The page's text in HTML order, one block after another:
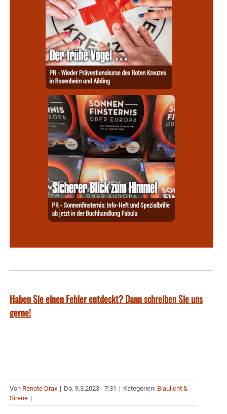
Haben Sie einen Fehler entdeckt? Dann schreiben Sie uns
gerne!
Von Renate Drax | Do. 9.3.2023 - 7:31 | Kategorien: Blaulicht &
Sirene |